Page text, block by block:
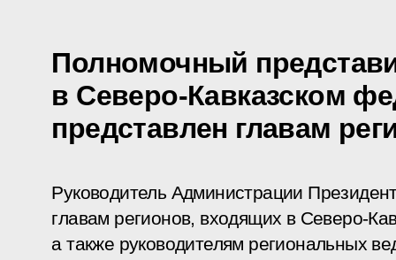
Полномочный
в Северо-Кавказском
представлен главам
Руководитель Администрации
главам регионов, входящих в Северо-
а также руководителям региональных